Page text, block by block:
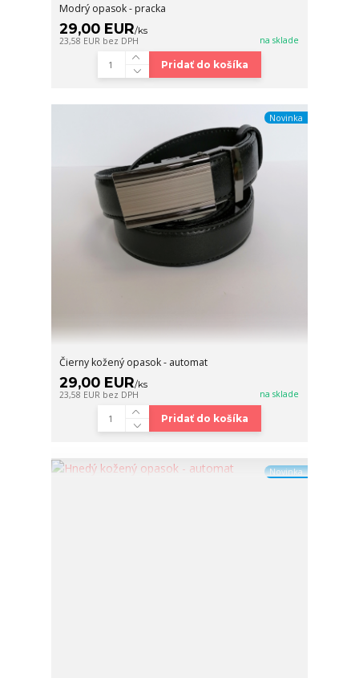
Modrý opasok - pracka
29,00 EUR/ks
23,58 EUR bez DPH na sklade
Pridať do košíka
Novinka
Čierny kožený opasok - automat
29,00 EUR/ks
23,58 EUR bez DPH na sklade
Pridať do košíka
Novinka